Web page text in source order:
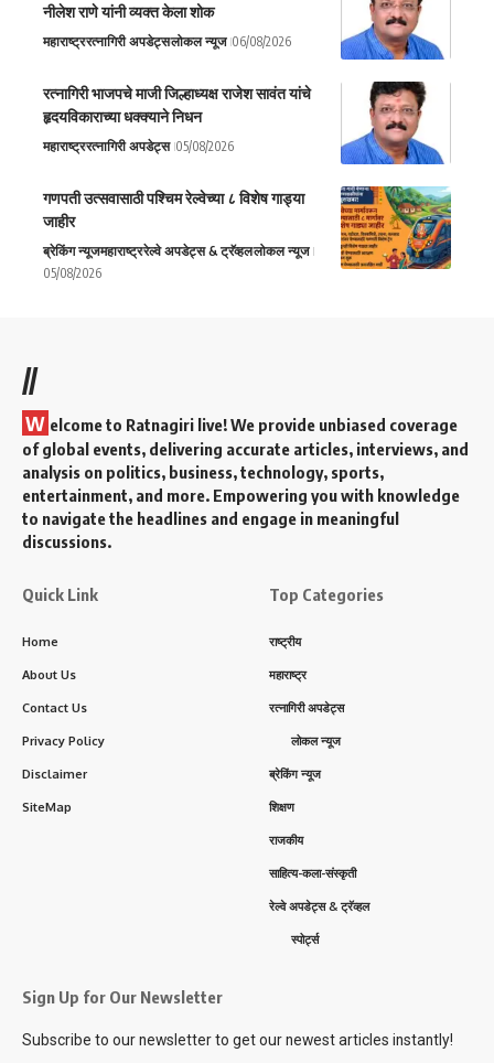
नीलेश राणे यांनी व्यक्त केला शोक
महाराष्ट्ररत्नागिरी अपडेट्सलोकल न्यूज 06/08/2026
रत्नागिरी भाजपचे माजी जिल्हाध्यक्ष राजेश सावंत यांचे
हृदयविकाराच्या धक्क्याने निधन
महाराष्ट्ररत्नागिरी अपडेट्स 05/08/2026
गणपती उत्सवासाठी पश्चिम रेल्वेच्या ८ विशेष गाड्या
जाहीर
ब्रेकिंग न्यूजमहाराष्ट्ररेल्वे अपडेट्स & ट्रॅव्हललोकल न्यूज
05/08/2026
//
W elcome to Ratnagiri live! We provide unbiased coverage
of global events, delivering accurate articles, interviews, and
analysis on politics, business, technology, sports,
entertainment, and more. Empowering you with knowledge
to navigate the headlines and engage in meaningful
discussions.
Quick Link
Home
About Us
Contact Us
Privacy Policy
Disclaimer
SiteMap
Top Categories
राष्ट्रीय
महाराष्ट्र
रत्नागिरी अपडेट्स
लोकल न्यूज
ब्रेकिंग न्यूज
शिक्षण
राजकीय
साहित्य-कला-संस्कृती
रेल्वे अपडेट्स & ट्रॅव्हल
स्पोर्ट्स
Sign Up for Our Newsletter
Subscribe to our newsletter to get our newest articles instantly!